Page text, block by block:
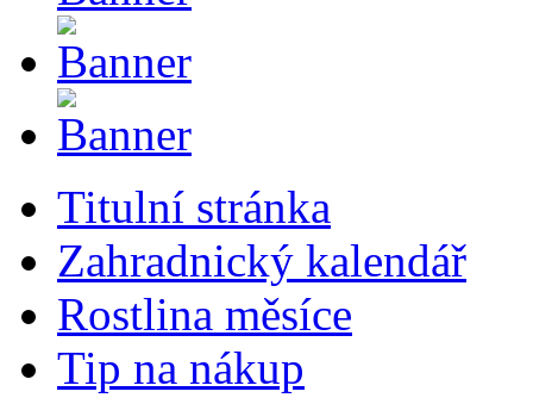
Titulní stránka
Zahradnický kalendář
Rostlina měsíce
Tip na nákup